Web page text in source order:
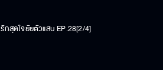
รักสุดใจยัยตัวแสบ EP.28[2/4]